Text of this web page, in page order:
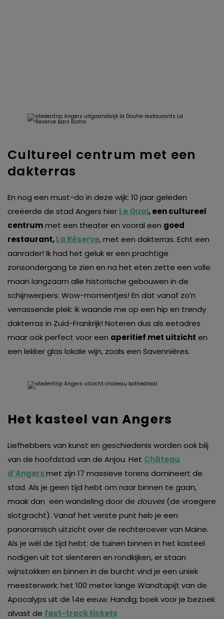
Cultureel centrum met een
dakterras
En nog een must-do in deze wijk: 10 jaar geleden
creëerde de stad Angers hier Le Quai, een cultureel
centrummet een theater en vooral een goed
restaurant,La Réserve, met een dakterras. Echt een
aanrader! Ik had het geluk er een prachtige
zonsondergang te zien en na het eten zette een volle
maan langzaam alle historische gebouwen in de
schijnwerpers. Wow-momentjes! En dat vanaf zo’n
verrassende plek: ik waande me op een hip en trendy
dakterras in Zuid-Frankrijk! Noteren dus als eetadres
maar ook perfect voor een aperitief met uitzicht en
een ​​lekker glas lokale wijn, zoals een Savennières.
Het kasteel van Angers
Liefhebbers van kunst en geschiedenis worden ook blij
van de hoofdstad van de Anjou. Het Château
d’Angersmet zijn 17 massieve torens domineert de
stad. Als je geen tijd hebt om naar binnen te gaan,
maak dan een wandeling door de douves(de vroegere
slotgracht). Vanaf het verste punt heb je een
panoramisch uitzicht over de rechteroever van Maine.
Als je wél de tijd hebt: de tuinen binnen in het kasteel
nodigen uit tot slenteren en rondkijken, er staan
wijnstokken en binnen in de burcht vind je een uniek
meesterwerk: het 100 meter lange Wandtapijt van de
Apocalyps uit de 14e eeuw. Handig; boek voor je bezoek
alvast de fast-track tickets